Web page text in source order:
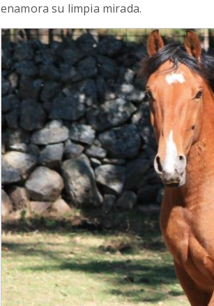
enamora su limpia mirada.